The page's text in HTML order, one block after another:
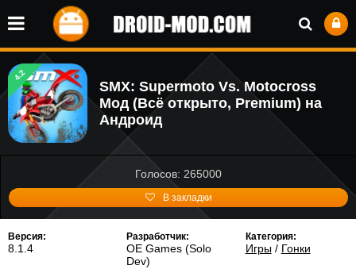
4.2
SMX: Supermoto Vs. Motocross
Мод (Всё открыто, Premium) на
Андроид
Голосов: 265000
В закладки
Версия:
8.1.4
Разработчик:
OE Games (Solo
Dev)
Категория:
Игры/ Гонки